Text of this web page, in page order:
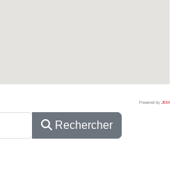
Powered by JEM
Rechercher